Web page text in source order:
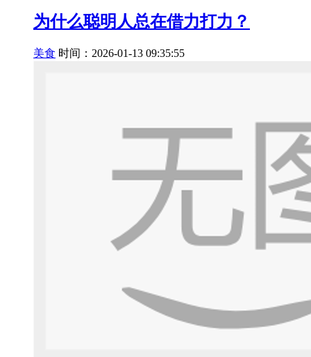
为什么聪明人总在借力打力？
美食 时间：2026-01-13 09:35:55